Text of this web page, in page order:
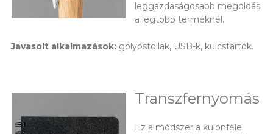
leggazdaságosabb megoldás
a legtöbb terméknél.
Javasolt alkalmazások:golyóstollak, USB-k, kulcstartók.
Transzfernyomás
Ez a módszer a különféle